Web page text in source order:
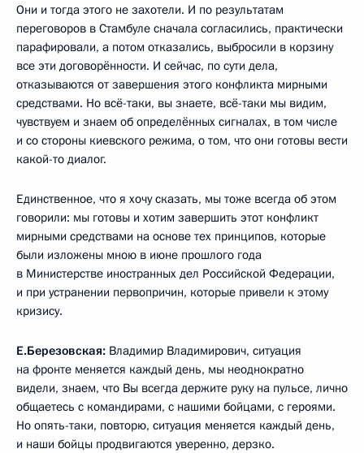
Они и тогда этого не захотели. И по результатам
переговоров в Стамбуле сначала согласились, практически
парафировали, а потом отказались, выбросили в корзину
все эти договорённости. И сейчас, по сути дела,
отказываются от завершения этого конфликта мирными
средствами. Но всё-таки, вы знаете, всё-таки мы видим,
чувствуем и знаем об определённых сигналах, в том числе
и со стороны киевского режима, о том, что они готовы вести
какой-то диалог.
Единственное, что я хочу сказать, мы тоже всегда об этом
говорили: мы готовы и хотим завершить этот конфликт
мирными средствами на основе тех принципов, которые
были изложены мною в июне прошлого года
в Министерстве иностранных дел Российской Федерации,
и при устранении первопричин, которые привели к этому
кризису.
Е.Березовская: Владимир Владимирович, ситуация
на фронте меняется каждый день, мы неоднократно
видели, знаем, что Вы всегда держите руку на пульсе, лично
общаетесь с командирами, с нашими бойцами, с героями.
Но опять-таки, повторю, ситуация меняется каждый день,
и наши бойцы продвигаются уверенно, дерзко.